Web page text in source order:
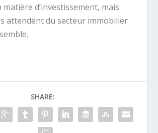
d’investissement, mais
attendent du secteur immobilier
SHARE: